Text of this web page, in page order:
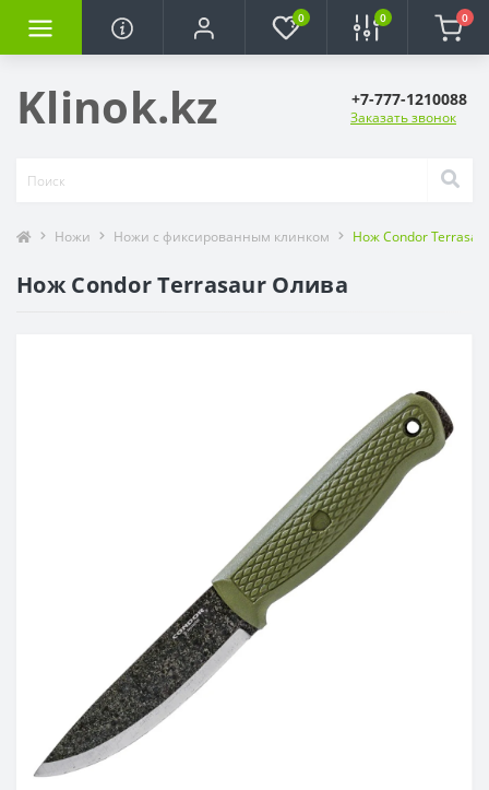
0 0 0
Klinok.kz +7-777-1210088
Заказать звонок
Ножи Ножи с фиксированным клинком Нож Condor
Нож Condor Terrasaur Олива